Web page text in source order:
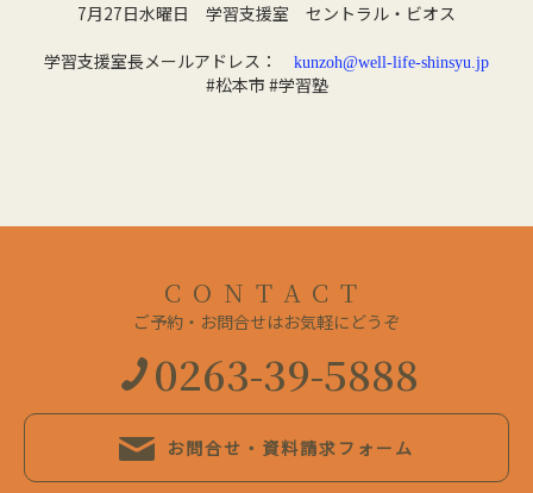
7月27日水曜日 学習支援室 セントラル・ビオス
学習支援室長メールアドレス：
kunzoh@well-life-shinsyu.jp
#松本市 #学習塾
CONTACT
ご予約・お問合せはお気軽にどうぞ
0263-39-5888
お問合せ・資料請求フォーム